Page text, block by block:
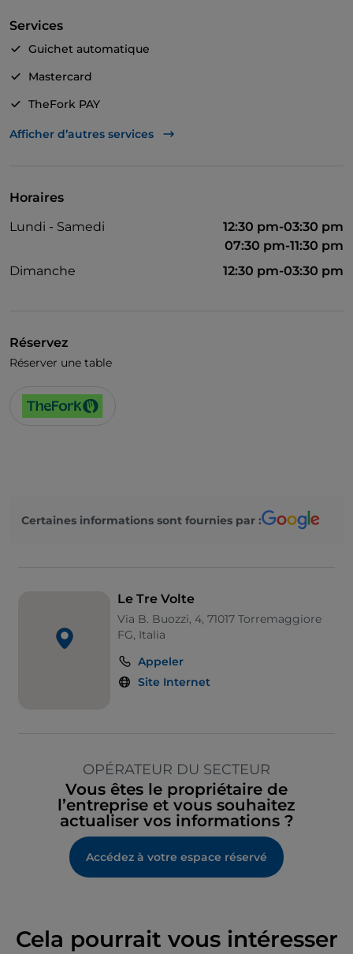
Services
Guichet automatique
Mastercard
TheFork PAY
UnionPay via TheFork PAY
Afficher d’autres services
Horaires
Lundi - Samedi
12:30 pm-03:30 pm
07:30 pm-11:30 pm
Dimanche
12:30 pm-03:30 pm
Réservez
Réserver une table
Certaines informations sont fournies par :
Le Tre Volte
Via B. Buozzi, 4, 71017 Torremaggiore
FG, Italia
Appeler
Site Internet
OPÉRATEUR DU SECTEUR
Vous êtes le propriétaire de
l’entreprise et vous souhaitez
actualiser vos informations ?
Accédez à votre espace réservé
Cela pourrait vous intéresser